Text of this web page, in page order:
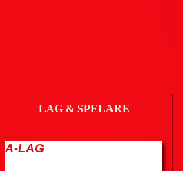
LAG & SPELARE
A-LAG